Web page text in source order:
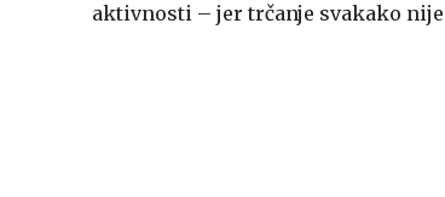
aktivnosti – jer trčanje svakako nije